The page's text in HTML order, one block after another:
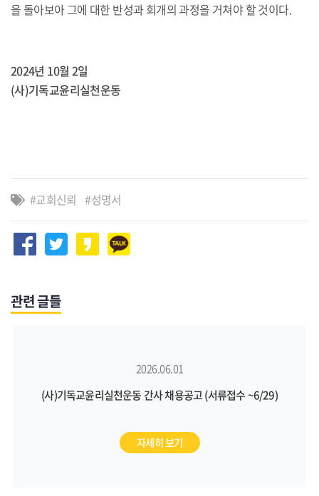
을 돌아보아 그에 대한 반성과 회개의 과정을 거쳐야 할 것이다.
2024년 10월 2일
(사)기독교윤리실천운동
교회신뢰 성명서
관련 글들
2026.06.01
(사)기독교윤리실천운동 간사 채용공고 (서류접수 ~6/29)
자세히 보기